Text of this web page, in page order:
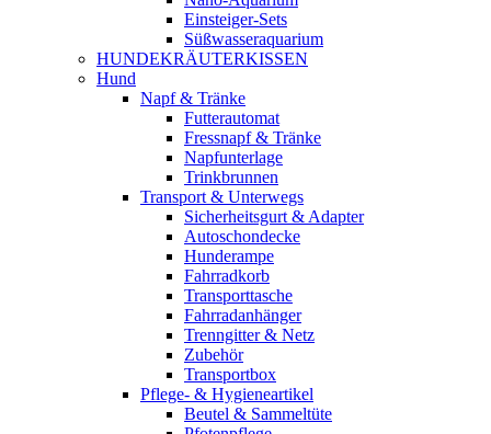
Einsteiger-Sets
Süßwasseraquarium
HUNDEKRÄUTERKISSEN
Hund
Napf & Tränke
Futterautomat
Fressnapf & Tränke
Napfunterlage
Trinkbrunnen
Transport & Unterwegs
Sicherheitsgurt & Adapter
Autoschondecke
Hunderampe
Fahrradkorb
Transporttasche
Fahrradanhänger
Trenngitter & Netz
Zubehör
Transportbox
Pflege- & Hygieneartikel
Beutel & Sammeltüte